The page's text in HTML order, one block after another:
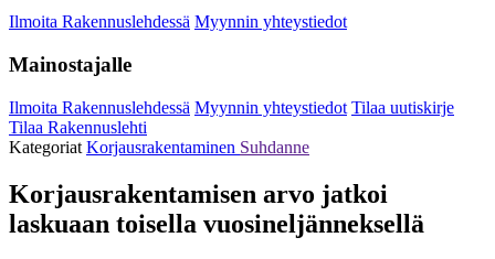
Ilmoita Rakennuslehdessä Myynnin yhteystiedot
Mainostajalle
Ilmoita Rakennuslehdessä Myynnin yhteystiedot Tilaa uutiskirje
Tilaa Rakennuslehti
Kategoriat Korjausrakentaminen Suhdanne
Korjausrakentamisen arvo jatkoi
laskuaan toisella vuosineljänneksellä